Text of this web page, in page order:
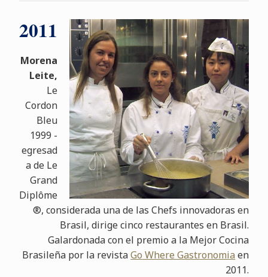
2011
Morena
Leite,
Le
Cordon
Bleu
1999 -
egresad
a de Le
Grand
Diplôme
®, considerada una de las Chefs innovadoras en
Brasil, dirige cinco restaurantes en Brasil.
Galardonada con el premio a la Mejor Cocina
Brasileña por la revistaGo Where Gastronomia en
2011.